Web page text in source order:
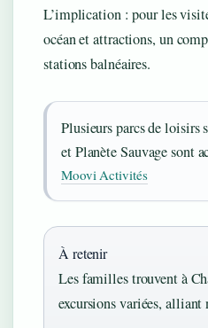
L’implication : pour les
océan et attractions, un
stations balnéaires.
Plusieurs parcs de
et Planète Sauvage sont
Moovi Activités
À retenir
Les familles trouvent à
excursions variées, alliant